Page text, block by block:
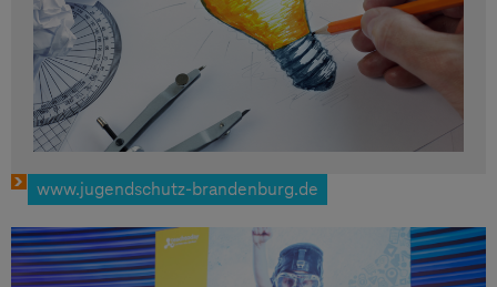
www.jugendschutz-brandenburg.de